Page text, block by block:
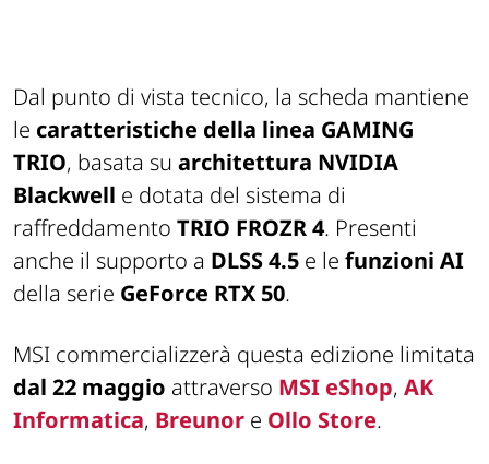
Dal punto di vista tecnico, la scheda mantiene
le caratteristiche della linea GAMING
TRIO, basata su architettura NVIDIA
Blackwell e dotata del sistema di
raffreddamento TRIO FROZR 4. Presenti
anche il supporto a DLSS 4.5 e le funzioni AI
della serie GeForce RTX 50.
MSI commercializzerà questa edizione limitata
dal 22 maggio attraverso MSI eShop, AK
Informatica, Breunor e Ollo Store.